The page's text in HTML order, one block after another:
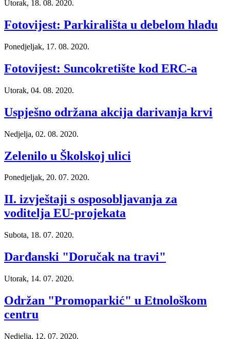
Utorak, 18. 08. 2020.
Fotovijest: Parkirališta u debelom hladu
Ponedjeljak, 17. 08. 2020.
Fotovijest: Suncokretište kod ERC-a
Utorak, 04. 08. 2020.
Uspješno održana akcija darivanja krvi
Nedjelja, 02. 08. 2020.
Zelenilo u Školskoj ulici
Ponedjeljak, 20. 07. 2020.
II. izvještaji s osposobljavanja za
voditelja EU-projekata
Subota, 18. 07. 2020.
Darđanski "Doručak na travi"
Utorak, 14. 07. 2020.
Održan "Promoparkić" u Etnološkom
centru
Nedjelja, 12. 07. 2020.